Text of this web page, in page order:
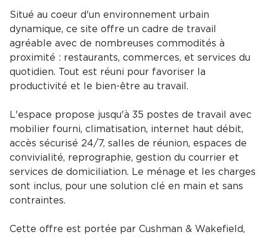
Situé au coeur d'un environnement urbain
dynamique, ce site offre un cadre de travail
agréable avec de nombreuses commodités à
proximité : restaurants, commerces, et services du
quotidien. Tout est réuni pour favoriser la
productivité et le bien-être au travail.
L'espace propose jusqu'à 35 postes de travail avec
mobilier fourni, climatisation, internet haut débit,
accès sécurisé 24/7, salles de réunion, espaces de
convivialité, reprographie, gestion du courrier et
services de domiciliation. Le ménage et les charges
sont inclus, pour une solution clé en main et sans
contraintes.
Cette offre est portée par Cushman & Wakefield,